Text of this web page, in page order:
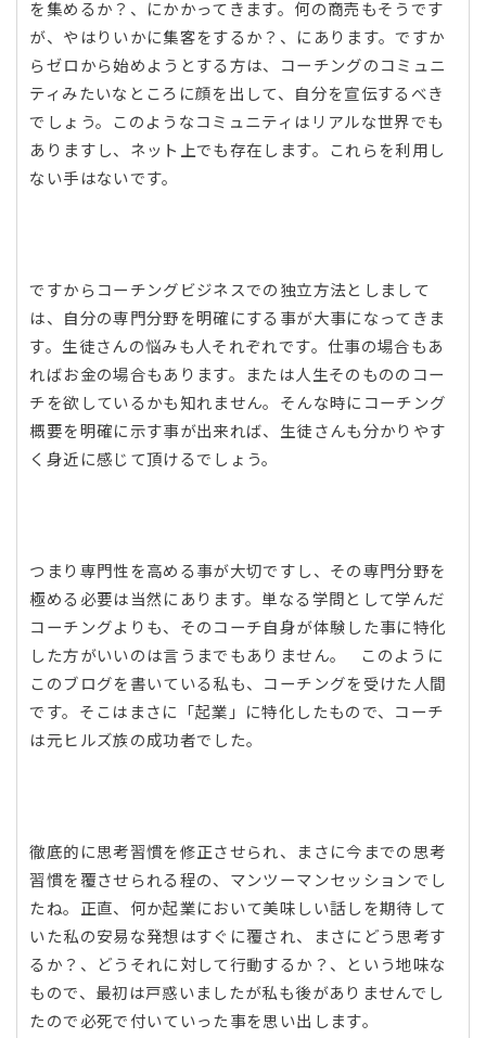
を集めるか？、にかかってきます。何の商売もそうです
が、やはりいかに集客をするか？、にあります。ですか
らゼロから始めようとする方は、コーチングのコミュニ
ティみたいなところに顔を出して、自分を宣伝するべき
でしょう。このようなコミュニティはリアルな世界でも
ありますし、ネット上でも存在します。これらを利用し
ない手はないです。
ですからコーチングビジネスでの独立方法としまして
は、自分の専門分野を明確にする事が大事になってきま
す。生徒さんの悩みも人それぞれです。仕事の場合もあ
ればお金の場合もあります。または人生そのもののコー
チを欲しているかも知れません。そんな時にコーチング
概要を明確に示す事が出来れば、生徒さんも分かりやす
く身近に感じて頂けるでしょう。
つまり専門性を高める事が大切ですし、その専門分野を
極める必要は当然にあります。単なる学問として学んだ
コーチングよりも、そのコーチ自身が体験した事に特化
した方がいいのは言うまでもありません。 このように
このブログを書いている私も、コーチングを受けた人間
です。そこはまさに「起業」に特化したもので、コーチ
は元ヒルズ族の成功者でした。
徹底的に思考習慣を修正させられ、まさに今までの思考
習慣を覆させられる程の、マンツーマンセッションでし
たね。正直、何か起業において美味しい話しを期待して
いた私の安易な発想はすぐに覆され、まさにどう思考す
るか？、どうそれに対して行動するか？、という地味な
もので、最初は戸惑いましたが私も後がありませんでし
たので必死で付いていった事を思い出します。